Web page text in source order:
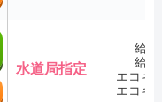
水道局指定
給
給
エコキ
エコキ